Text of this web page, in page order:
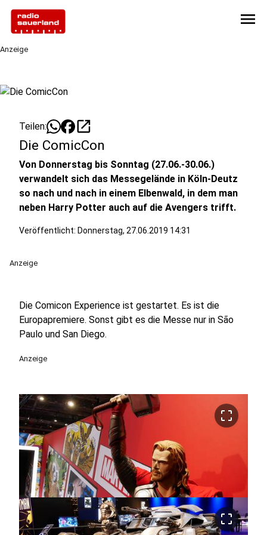
menu
Anzeige
Teilen: open_in_new
Die ComicCon
Von Donnerstag bis Sonntag (27.06.-30.06.)
verwandelt sich das Messegelände in Köln-Deutz
so nach und nach in einem Elbenwald, in dem man
neben Harry Potter auch auf die Avengers trifft.
Veröffentlicht: Donnerstag, 27.06.2019 14:31
Anzeige
Die Comicon Experience ist gestartet. Es ist die
Europapremiere. Sonst gibt es die Messe nur in São
Paulo und San Diego.
Anzeige
crop_free
crop_free